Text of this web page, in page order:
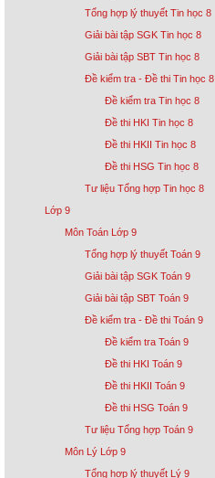
Tổng hợp lý thuyết Tin học 8
Giải bài tập SGK Tin học 8
Giải bài tập SBT Tin học 8
Đề kiểm tra - Đề thi Tin học 8
Đề kiểm tra Tin học 8
Đề thi HKI Tin học 8
Đề thi HKII Tin học 8
Đề thi HSG Tin học 8
Tư liệu Tổng hợp Tin học 8
Lớp 9
Môn Toán Lớp 9
Tổng hợp lý thuyết Toán 9
Giải bài tập SGK Toán 9
Giải bài tập SBT Toán 9
Đề kiểm tra - Đề thi Toán 9
Đề kiểm tra Toán 9
Đề thi HKI Toán 9
Đề thi HKII Toán 9
Đề thi HSG Toán 9
Tư liệu Tổng hợp Toán 9
Môn Lý Lớp 9
Tổng hợp lý thuyết Lý 9